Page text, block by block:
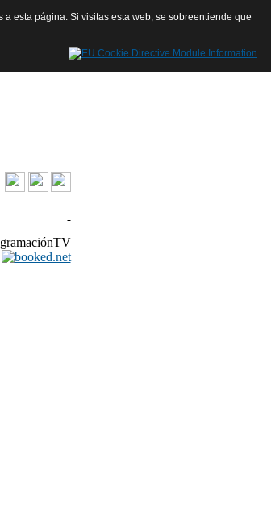
esta página. Si visitas esta web, se sobreentiende que